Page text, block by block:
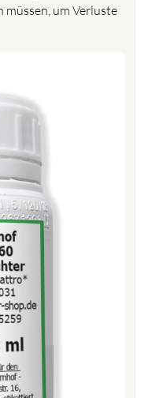
um Verluste